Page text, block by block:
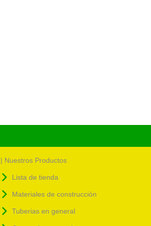
| Nuestros Productos
Lista de tienda
Materiales de construcción
Tuberias en general